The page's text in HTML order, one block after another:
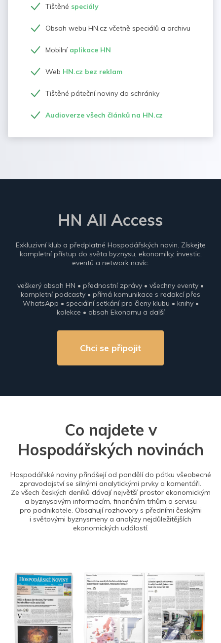
Tištěné speciály
Obsah webu HN.cz včetně speciálů a archivu
Mobilní aplikace HN
Web HN.cz bez reklam
Tištěné páteční noviny do schránky
Audioverze všech článků na HN.cz
HN All Access
Exkluzivní klub a předplatné Hospodářských novin. Získejte
kompletní přístup do světa byznysu, ekonomiky, investic,
eventů a network navíc.
veškerý obsah HN • přednostní zprávy • všechny eventy •
kompletní podcasty • přímá komunikace s redakcí přes
WhatsApp • speciální setkání pro členy klubu • knihy •
kolekce • obsah Ekonomu a další
Chci se připojit
Co najdete v
Hospodářských novinách
Hospodářské noviny přinášejí od pondělí do pátku všeobecné
zpravodajství se silnými analytickými prvky a komentáři.
Ze všech českých deníků dávají největší prostor ekonomickým
a byznysovým informacím, finančním trhům a servisu
pro podnikatele. Obsahují rozhovory s předními českými
i světovými byznysmeny a analýzy nejdůležitějších
ekonomických událostí.